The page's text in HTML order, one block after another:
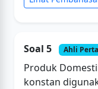
Soal 5 Ahli
Produk
konstan